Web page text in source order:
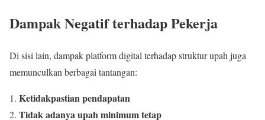
Dampak Negatif terhadap Pekerja
Di sisi lain, dampak platform digital terhadap struktur upah juga
memunculkan berbagai tantangan:
Ketidakpastian pendapatan
Tidak adanya upah minimum tetap